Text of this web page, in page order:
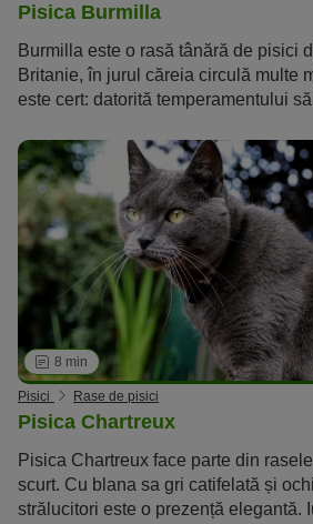
Pisica Burmilla
Burmilla este o rasă tânără de pisici
Britanie, în jurul căreia circulă multe
este cert: datorită temperamentului
acest articol vei afla totul despre
îngrijirea rasei.
8 min
Pisici Rase de pisici
Pisica Chartreux
Pisica Chartreux face parte din
scurt. Cu blana sa gri catifelată și
strălucitori este o prezență elegantă.